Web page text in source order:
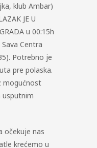
klub Ambar)
JE U
u 00:15h
Centra
Potrebno je
pre polaska.
mogućnost
usputnim
očekuje nas
krećemo u